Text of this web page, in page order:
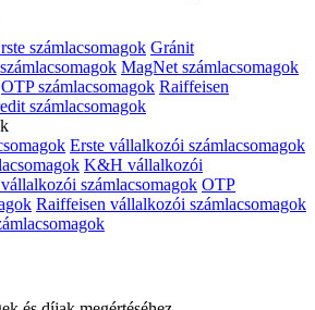
számlacsomagok Gránit
MagNet számlacsomagok
OTP számlacsomagok Raiffeisen
számlacsomagok
Erste vállalkozói számlacsomagok
K&H vállalkozói
számlacsomagok OTP
Raiffeisen vállalkozói számlacsomagok